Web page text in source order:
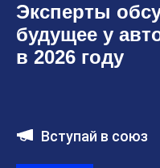
Эксперты
будущее у
в 2026 году
Вступай в союз